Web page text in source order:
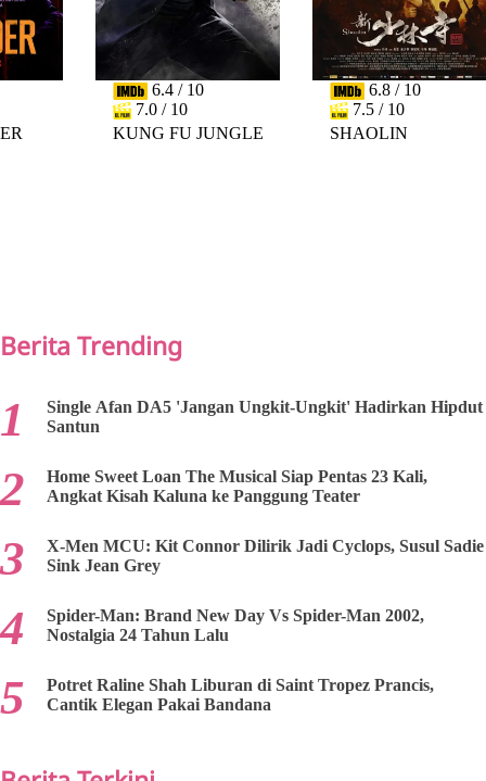
6.4 / 10
7.0 / 10
KUNG FU JUNGLE
6.8 / 10
7.5 / 10
SHAOLIN
Berita Trending
Single Afan DA5 'Jangan Ungkit-Ungkit' Hadirkan Hipdut
Santun
Home Sweet Loan The Musical Siap Pentas 23 Kali,
Angkat Kisah Kaluna ke Panggung Teater
X-Men MCU: Kit Connor Dilirik Jadi Cyclops, Susul Sadie
Sink Jean Grey
Spider-Man: Brand New Day Vs Spider-Man 2002,
Nostalgia 24 Tahun Lalu
Potret Raline Shah Liburan di Saint Tropez Prancis,
Cantik Elegan Pakai Bandana